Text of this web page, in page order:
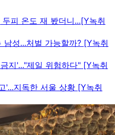
피 온도 재 봤더니...[Y녹취
성...처벌 가능할까? [Y녹취
지'..."제일 위험하다" [Y녹취
'...지독한 서울 상황 [Y녹취